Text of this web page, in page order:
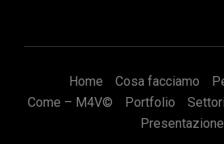
Home Cosa facciamo
Come – M4V©
Portfolio Settori
Presentazione